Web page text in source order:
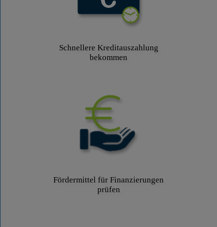
Schnellere Kreditauszahlung
bekommen
Fördermittel für Finanzierungen
prüfen